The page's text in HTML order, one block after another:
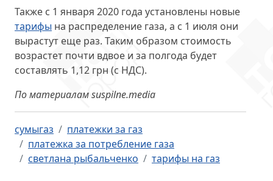
Также с 1 января 2020 года установлены новые
тарифы на распределение газа, а с 1 июля они
вырастут еще раз. Таким образом стоимость
возрастет почти вдвое и за полгода будет
составлять 1,12 грн (с НДС).
По материалам suspilne.media
сумыгаз
платежки за газ
платежка за потребление газа
светлана рыбальченко
тарифы на газ